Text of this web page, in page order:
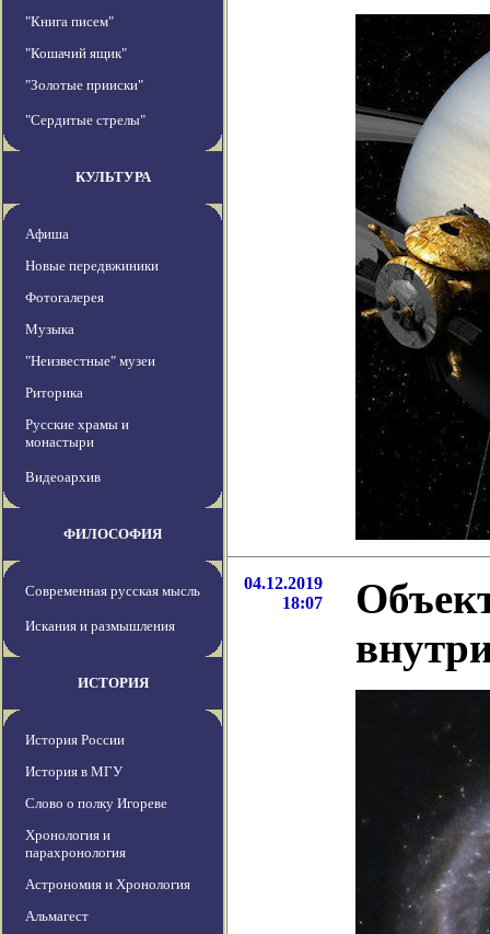
"Книга писем"
"Кошачий ящик"
"Золотые прииски"
"Сердитые стрелы"
КУЛЬТУРА
Афиша
Новые передвжиники
Фотогалерея
Музыка
"Неизвестные" музеи
Риторика
Русские храмы и
монастыри
Видеоархив
ФИЛОСОФИЯ
Современная русская мысль
Искания и размышления
ИСТОРИЯ
История России
История в МГУ
Слово о полку Игореве
Хронология и
парахронология
Астрономия и Хронология
Альмагест
04.12.2019
18:07